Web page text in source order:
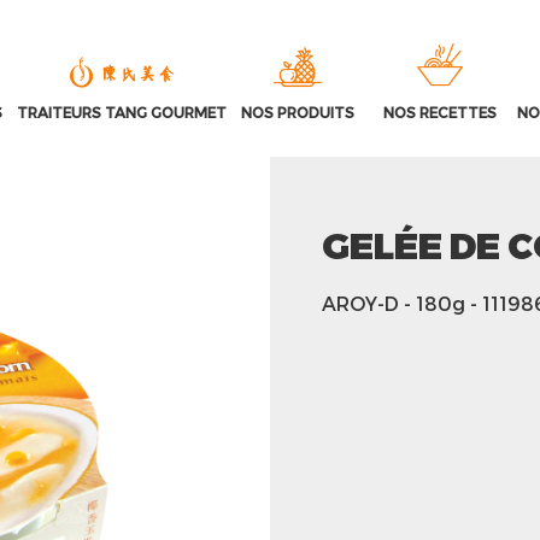
TRAITEURS TANG GOURMET NOS PRODUITS NOS RECETTES
GELÉE DE
AROY-D - 180g -